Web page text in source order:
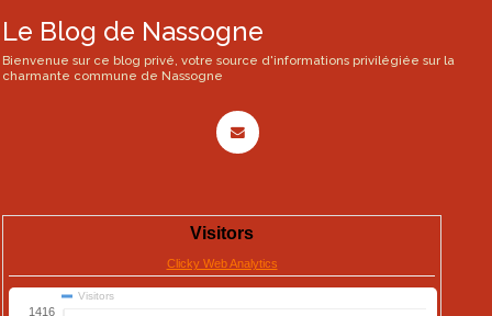
Le Blog de Nassogne
Bienvenue sur ce blog privé, votre source d'informations privilégiée sur la
charmante commune de Nassogne